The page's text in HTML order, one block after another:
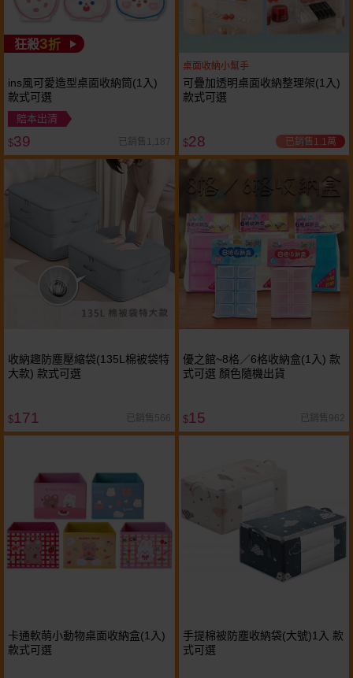
狂殺3折
ins風可愛造型桌面收納筒(1入)
款式可選
賠本出清
$39 已銷售1,187
桌面收納小幫手
可疊加透明桌面收納整理架(1入)
款式可選
$28 已銷售1.1萬
收納趣防塵壓縮袋(135L棉被袋特
大款) 款式可選
$171 已銷售566
優之館~8格／6格收納盒(1入) 款
式可選 顏色隨機出貨
$15 已銷售962
卡通軟萌小動物桌面收納盒(1入)
款式可選
手提棉被防塵收納袋(大號)1入 款
式可選